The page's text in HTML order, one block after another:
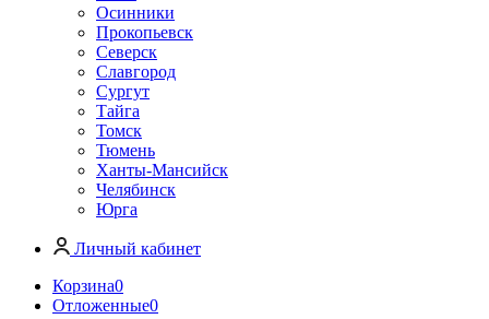
Осинники
Прокопьевск
Северск
Славгород
Сургут
Тайга
Томск
Тюмень
Ханты-Мансийск
Челябинск
Юрга
Личный кабинет
Корзина0
Отложенные0